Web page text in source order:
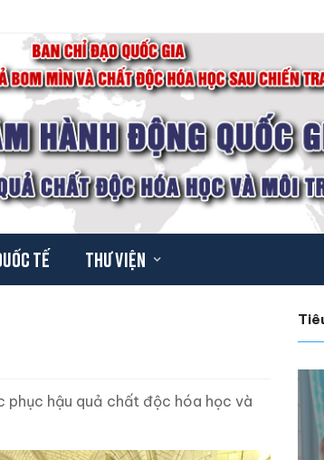
tế Thư viện
phục hậu quả chất độc hóa học và